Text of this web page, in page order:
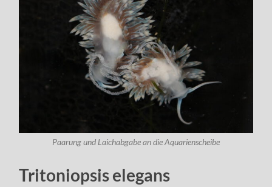
Paarung und Laichabgabe an die Aquarienscheibe
Tritoniopsis elegans